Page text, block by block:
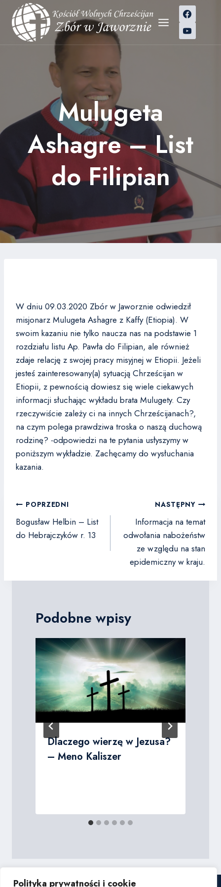
Polityka prywatności i cookie
Przejdź
treści
Mulugeta
Ashagre – List
do Filipian
W dniu 09.03.2020 Zbór w Jaworznie odwiedził
misjonarz Mulugeta Ashagre z Kaffy (Etiopia). W
swoim kazaniu nie tylko naucza nas na podstawie 1
rozdziału listu Ap. Pawła do Filipian, ale również
zdaje relację z swojej pracy misyjnej w Etiopii. Jeżeli
jesteś zainteresowany(a) sytuacją Chrześcijan w
Etiopii, z pewnością dowiesz się wiele ciekawych
informacji słuchając wykładu brata Mulugety. Czy
rzeczywiście zależy ci na innych Chrześcijanach?,
na czym polega prawdziwa troska o naszą duchową
rodzinę? -odpowiedzi na te pytania usłyszymy w
poniższym wykładzie. Zachęcamy do wysłuchania
kazania.
Nawigacja
wpisu
POPRZEDNI
Bogusław Helbin – List
do Hebrajczyków r. 13
NASTĘPNY
Informacja na temat
odwołania nabożeństw
ze względu na stan
epidemiczny w kraju.
Podobne wpisy
Dlaczego wierzę w Jezusa?
– Meno Kaliszer